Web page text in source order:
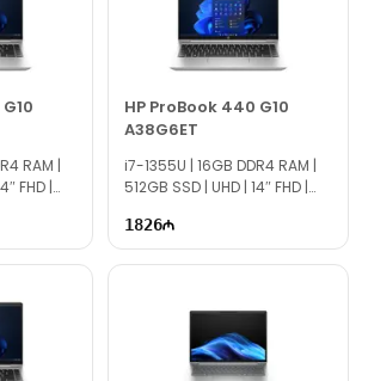
с выбором, наши специалисты
с 10:00 до 19:00.
83A100SUUE через онлайн-чат на
вы можете связаться с нами по email
к нашей продукции!
RAM |
FHD |
HP ProBook 440 G10
A38G6ET
i7-1355U | 16GB DDR4 RAM |
512GB SSD | UHD | 14″ FHD |
1826